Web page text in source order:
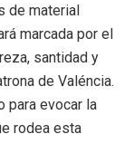
de material
marcada por el
santidad y
de Valéncia.
para evocar la
rodea esta